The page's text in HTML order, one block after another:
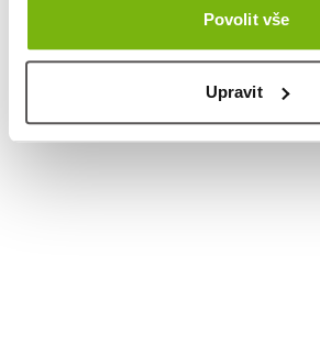
Povolit vše
Upravit